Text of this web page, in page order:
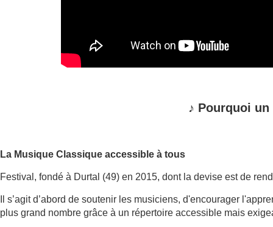
♪ Pourquoi un
La Musique Classique accessible à tous
Festival, fondé à Durtal (49) en 2015, dont la devise est de
Il s’agit d’abord de soutenir les musiciens, d'encourager
plus grand nombre grâce à un répertoire accessible mais